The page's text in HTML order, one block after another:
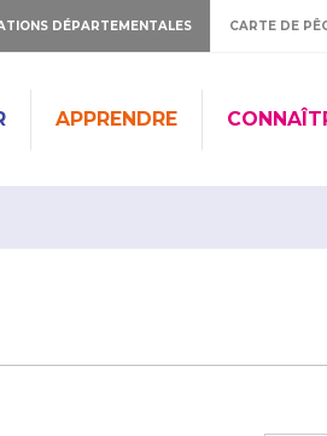
DÉPARTEMENTALES CARTE DE
APPRENDRE